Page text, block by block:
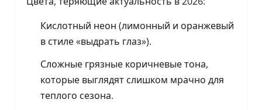
Кислотный неон (лимонный и оранжевый
в стиле «выдрать глаз»).
Сложные грязные коричневые тона,
которые выглядят слишком мрачно для
теплого сезона.